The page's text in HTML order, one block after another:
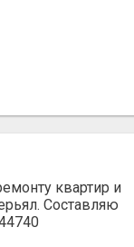
квартир и
Составляю